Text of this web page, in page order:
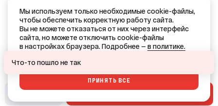
Сертификат соответствия №POCC
RU.Я2331.04ПВК0.H01578
(PDF, 552 KB)
Ваш город — Краснодар?
Мы используем только необходимые cookie-файлы,
чтобы обеспечить корректную работу сайта.
Вы не можете отказаться от них через интерфейс
сайта, но можете отключить cookie-файлы
в настройках браузера. Подробнее — в политике.
ПРИНЯТЬ ВСЕ
Что-то пошло не так